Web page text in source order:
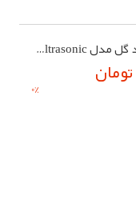
بخور سرد گل مدل Ultrasonic پنج لیتری بخار ساز جوجه کشی
0%